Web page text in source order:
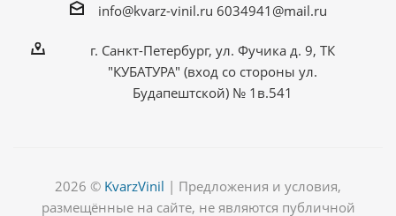
info@kvarz-vinil.ru 6034941@mail.ru
г. Санкт-Петербург, ул. Фучика д. 9, ТК
"КУБАТУРА" (вход со стороны ул.
Будапештской) № 1в.541
2026 © KvarzVinil | Предложения и условия,
размещённые на сайте, не являются публичной